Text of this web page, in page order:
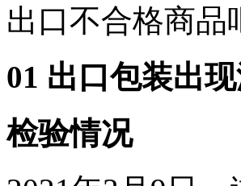
出口不合格商品
01 出口包装出
检验情况